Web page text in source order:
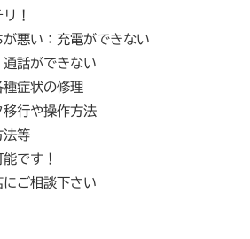
！
悪い：充電ができない
話ができない
種症状の修理
行や操作方法
法等
です！
ご相談下さい